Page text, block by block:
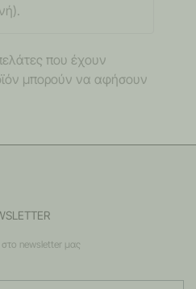
που έχουν
μπορούν να αφήσουν
στο newsletter μας